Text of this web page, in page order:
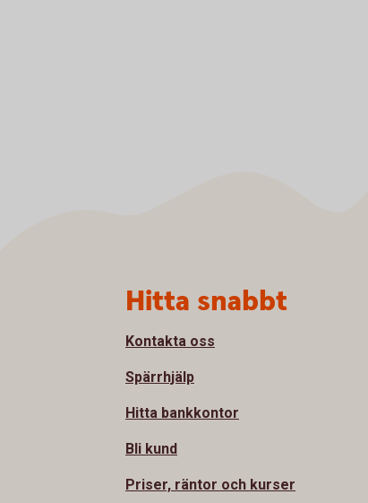
Hitta snabbt
Kontakta oss
Spärrhjälp
Hitta bankkontor
Bli kund
Priser, räntor och kurser